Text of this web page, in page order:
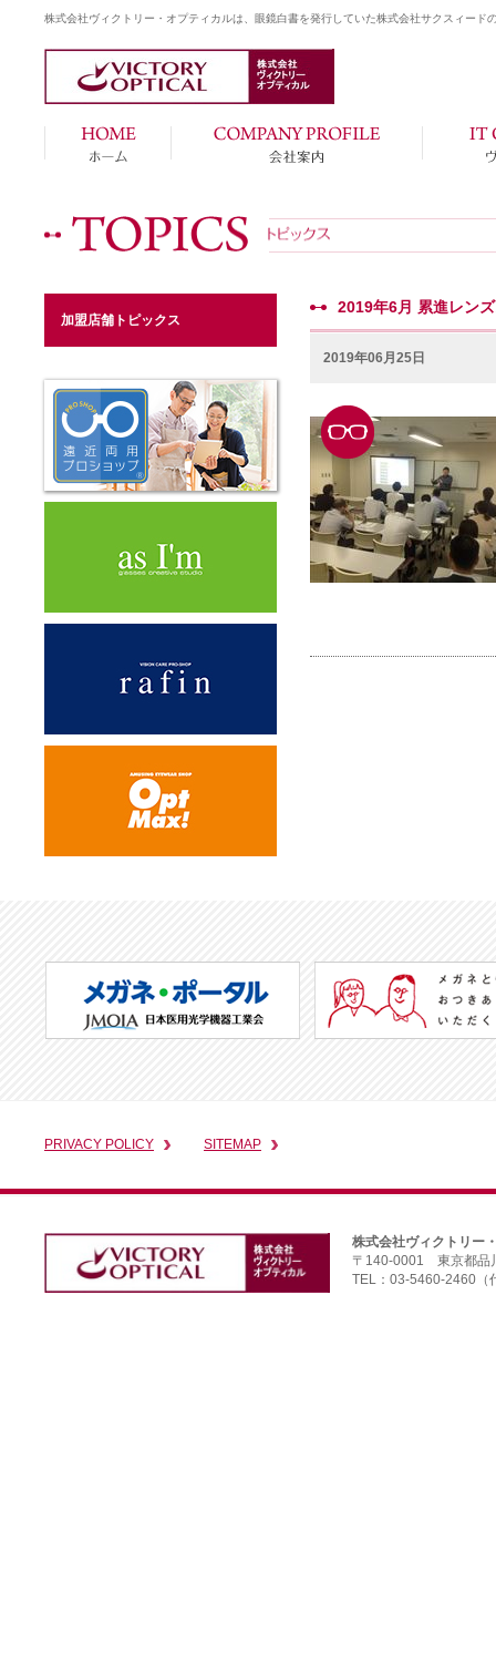
株式会社ヴィクトリー・オプティカルは、眼鏡白書を発行していた株式会社サクスィー
2019年6月 累進レン
2019年06月25日
加盟店舗トピックス
PRIVACY POLICY SITEMAP
株式会社ヴィクトリー
〒140-0001 東京都品
TEL：03-5460-2460